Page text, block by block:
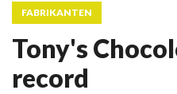
FABRIKANTEN
Tony's
record